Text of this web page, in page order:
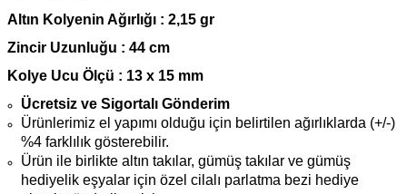
Altın Kolyenin Ağırlığı : 2,15 gr
Zincir Uzunluğu : 44 cm
Kolye Ucu Ölçü : 13 x 15 mm
Ücretsiz ve Sigortalı Gönderim
Ürünlerimiz el yapımı olduğu için belirtilen ağırlıklarda (+/-)
%4 farklılık gösterebilir.
Ürün ile birlikte altın takılar, gümüş takılar ve gümüş
hediyelik eşyalar için özel cilalı parlatma bezi hediye